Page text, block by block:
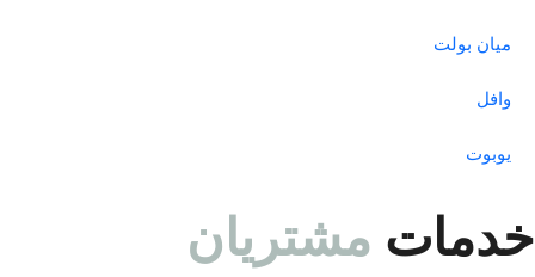
میان بولت
وافل
یوبوت
خدمات مشتریان